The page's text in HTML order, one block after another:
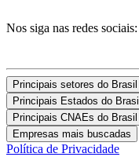
Nos siga nas redes sociais:
Principais setores do Brasil
Principais Estados do Brasil
Principais CNAEs do Brasil
Empresas mais buscadas
Política de Privacidade